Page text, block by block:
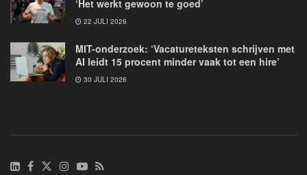
‘Het werkt gewoon te goed’
22 JULI 2026
MIT-onderzoek: ‘Vacatureteksten schrijven met
AI leidt 15 procent minder vaak tot een hire’
30 JULI 2026